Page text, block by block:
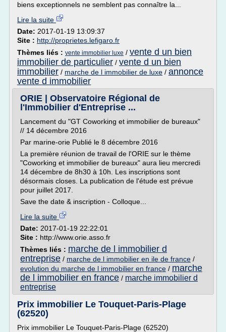
biens exceptionnels ne semblent pas connaître la...
Lire la suite
Date: 2017-01-19 13:09:37
Site : http://proprietes.lefigaro.fr
Thèmes liés : vente immobilier luxe / vente d un bien
immobilier de particulier / vente d un bien
immobilier / marche de l immobilier de luxe / annonce
vente d immobilier
ORIE | Observatoire Régional de
l'Immobilier d'Entreprise ...
Lancement du "GT Coworking et immobilier de bureaux"
// 14 décembre 2016
Par marine-orie Publié le 8 décembre 2016
La première réunion de travail de l'ORIE sur le thème
"Coworking et immobilier de bureaux" aura lieu mercredi
14 décembre de 8h30 à 10h. Les inscriptions sont
désormais closes. La publication de l'étude est prévue
pour juillet 2017.
Save the date & inscription - Colloque...
Lire la suite
Date: 2017-01-19 22:22:01
Site : http://www.orie.asso.fr
Thèmes liés : marche de l immobilier d
entreprise / marche de l immobilier en ile de france /
evolution du marche de l immobilier en france / marche
de l immobilier en france / marche immobilier d
entreprise
Prix immobilier Le Touquet-Paris-Plage
(62520)
Prix immobilier Le Touquet-Paris-Plage (62520)